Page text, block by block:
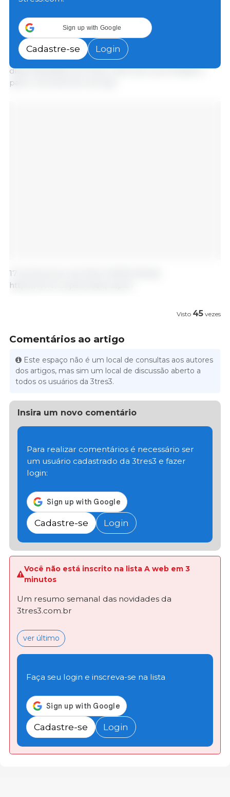
Compradores consultados pelo Cepea, por sua vez,
tentam recompor seus estoques e encontram
pedidas elevadas de vendedores, além da baixa
disponibilidade de fretes, visto que a prioridade é
para o escoamento da soja.
17 de fevereiro de 2024 /CEPEA /Brasil.
https://www.cepea.esalq.usp.br
Sign up with Google
Cadastre-se Login
Visto 45 vezes
Comentários ao artigo
Este espaço não é um local de consultas aos autores
dos artigos, mas sim um local de discussão aberto a
todos os usuários da 3tres3.
Insira um novo comentário
Para realizar comentários é necessário ser
um usuário cadastrado da 3tres3 e fazer
login:
Cadastre-se Login
Você não está inscrito na lista A web em 3
minutos
Um resumo semanal das novidades da
3tres3.com.br
ver último
Faça seu login e inscreva-se na lista
Cadastre-se Login